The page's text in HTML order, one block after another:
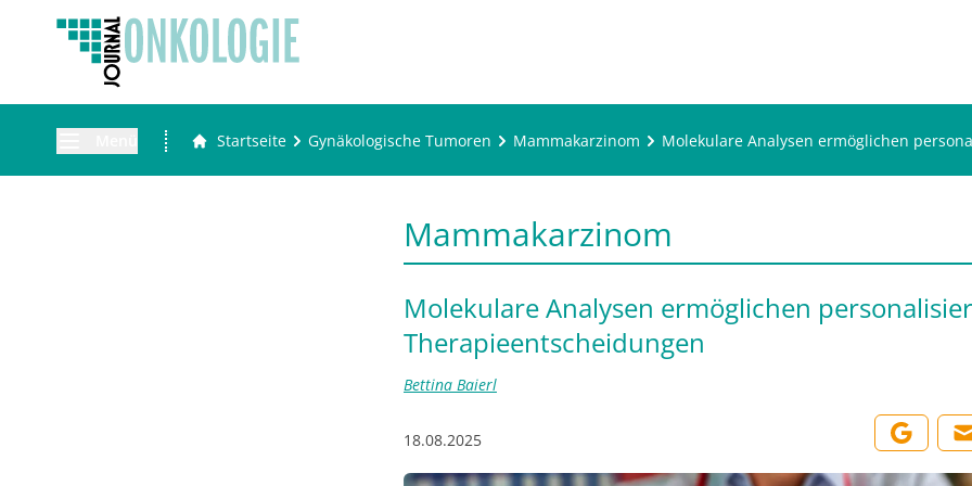
Startseite Gynäkologische Tumoren Mammakarzinom Molekulare Analysen ermöglichen
Mammakarzinom
Molekulare Analysen ermöglichen
Therapieentscheidungen
Bettina Baierl
18.08.2025